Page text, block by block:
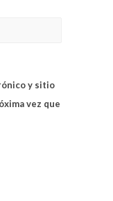
y sitio
vez que